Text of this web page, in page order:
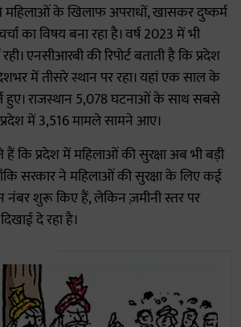
के खिलाफ अपराधों, खासकर दुष्कर्म
का विषय बना रहा है। वर्ष 2023 में भी
एनसीआरबी की रिपोर्ट बताती है कि प्रदेश
में तीसरे स्थान पर रहा। यहां एक साल के
हुए। राजस्थान 5,078 घटनाओं के साथ सबसे
में 3,516 मामले सामने आए।
प्रदेश में महिलाओं की सुरक्षा अब भी बड़ी
सरकार ने महिलाओं की सुरक्षा के लिए कई
नंबर शुरू किए हैं, लेकिन ज़मीनी स्तर पर
दे रहा है।